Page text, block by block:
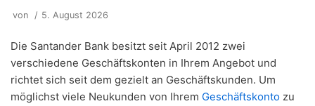
von 5. August 2026
Die Santander Bank besitzt seit April 2012 zwei
verschiedene Geschäftskonten in Ihrem Angebot und
richtet sich seit dem gezielt an Geschäftskunden. Um
möglichst viele Neukunden von Ihrem Geschäftskonto zu